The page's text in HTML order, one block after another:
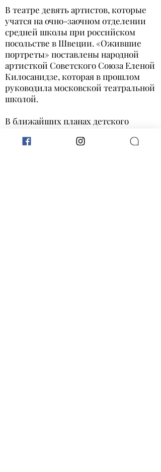
В театре девять артистов, которые
учатся на очно-заочном отделении
средней школы при российском
посольстве в Швеции. «Ожившие
портреты» поставлены народной
артисткой Советского Союза Еленой
Килосанидзе, которая в прошлом
руководила московской театральной
школой.
В ближайших планах детского
посвящённого драматургу